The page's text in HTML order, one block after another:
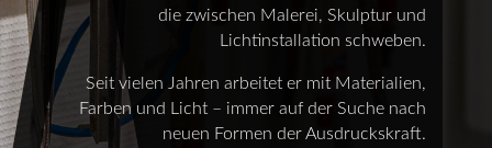
die zwischen Malerei, Skulptur und
Lichtinstallation schweben.
Seit vielen Jahren arbeitet er mit Materialien,
Farben und Licht – immer auf der Suche nach
neuen Formen der Ausdruckskraft.